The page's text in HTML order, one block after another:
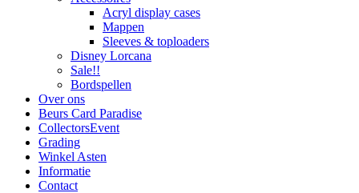
Acryl display cases
Mappen
Sleeves & toploaders
Disney Lorcana
Sale!!
Bordspellen
Over ons
Beurs Card Paradise
CollectorsEvent
Grading
Winkel Asten
Informatie
Contact